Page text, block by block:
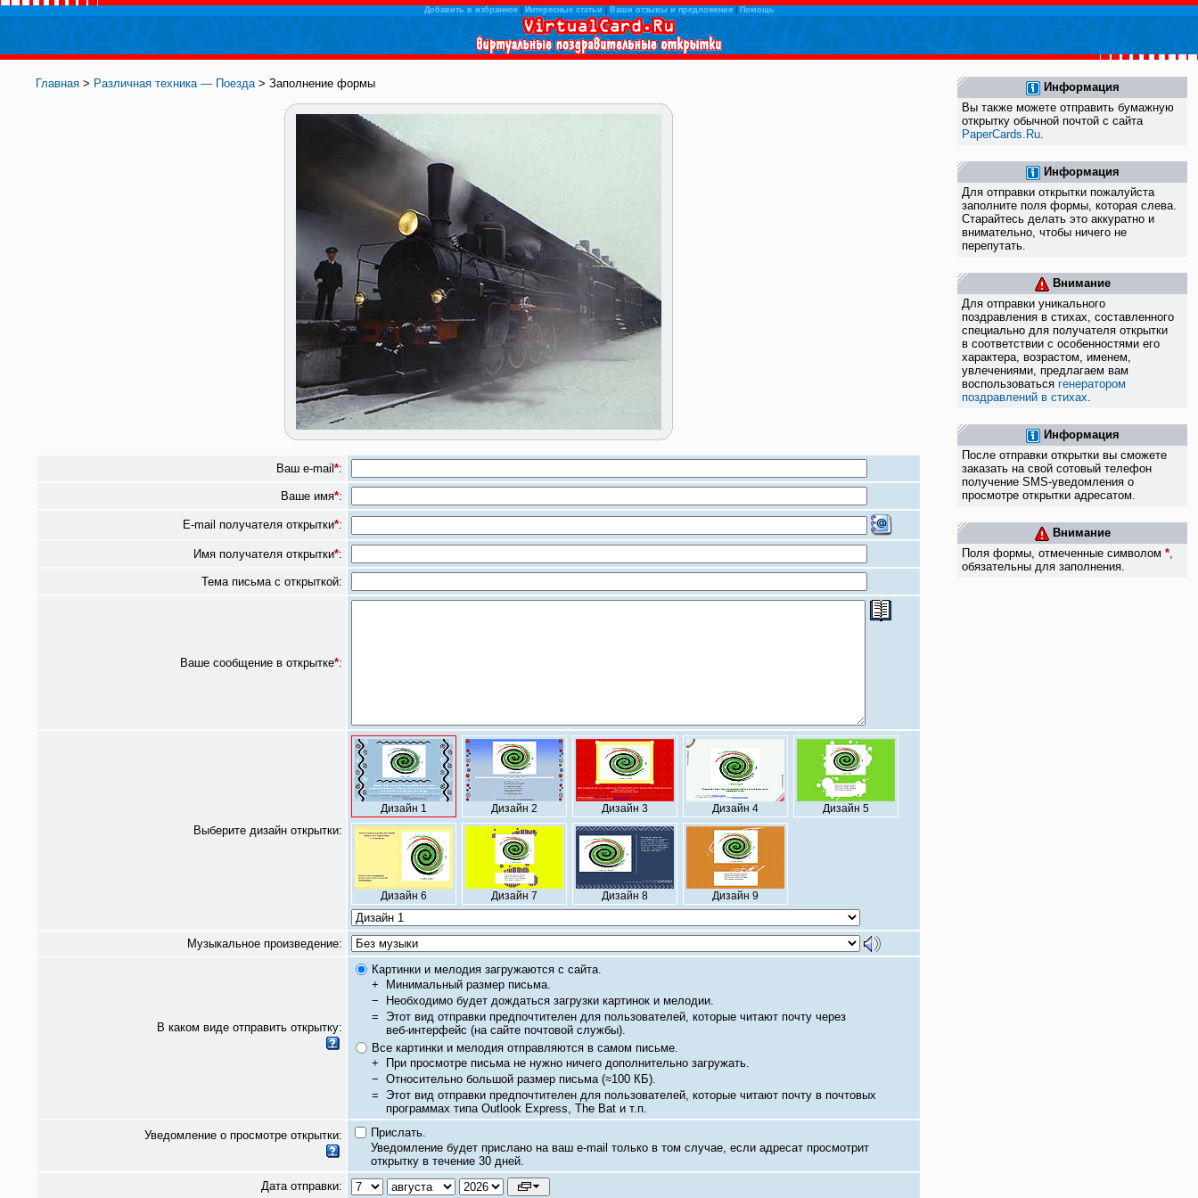
Добавить в избранное| Интересные статьи Ваши отзывы и предложения| Помощь
Главная > Различная техника — Поезда> Заполнение формы
Ваш e-mail *:
Ваше имя*:
E-mail получателя открытки*:
Имя получателя открытки*:
Тема письма с открыткой:
Ваше сообщение в открытке*:
Выберите дизайн открытки:
Дизайн 1 Дизайн 2 Дизайн 3 Дизайн 4 Дизайн 5
Дизайн 6 Дизайн 7 Дизайн 8 Дизайн 9
Музыкальное произведение:
В каком виде отправить открытку:
Картинки и мелодия загружаются с сайта.
+
Минимальный размер письма.
−
Необходимо будет дождаться загрузки картинок и мелодии.
= Этот вид отправки предпочтителен для пользователей, которые читают почту через
веб-интерфейс (на сайте почтовой службы).
Все картинки и мелодия отправляются в самом письме.
+
При просмотре письма не нужно ничего дополнительно загружать.
− Относительно большой размер письма (≈100 КБ).
= Этот вид отправки предпочтителен для пользователей, которые читают почту в почтовых
программах типа Outlook Express, The Bat и т.п.
Уведомление о просмотре открытки:
Прислать.
Уведомление будет прислано на ваш e-mail только в том случае, если адресат просмотрит
открытку в течение 30 дней.
Дата отправки:
Информация
Вы также можете отправить бумажную
открытку обычной почтой с сайта
PaperCards.Ru.
Информация
Для отправки открытки пожалуйста
заполните поля формы, которая слева.
Старайтесь делать это аккуратно и
внимательно, чтобы ничего не
перепутать.
Внимание
Для отправки уникального
поздравления в стихах, составленного
специально для получателя открытки
в соответствии с особенностями его
характера, возрастом, именем,
увлечениями, предлагаем вам
воспользоваться генератором
поздравлений в стихах.
Информация
После отправки открытки вы сможете
заказать на свой сотовый телефон
получение SMS-уведомления о
просмотре открытки адресатом.
Внимание
Поля формы, отмеченные символом*,
обязательны для заполнения.